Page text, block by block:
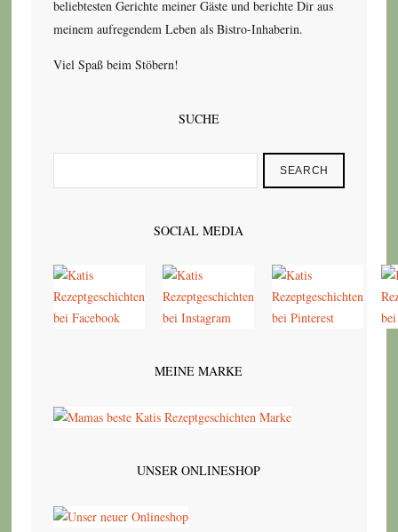
beliebtesten Gerichte meiner Gäste und berichte Dir aus
meinem aufregendem Leben als Bistro-Inhaberin.
Viel Spaß beim Stöbern!
SUCHE
SEARCH
SOCIAL MEDIA
MEINE MARKE
UNSER ONLINESHOP